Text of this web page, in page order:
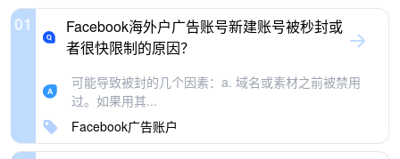
01
Facebook海外户广告账号新建账号被秒封或
者很快限制的原因？
可能导致被封的几个因素：a. 域名或素材之前被禁用
过。如果用其...
Facebook广告账户